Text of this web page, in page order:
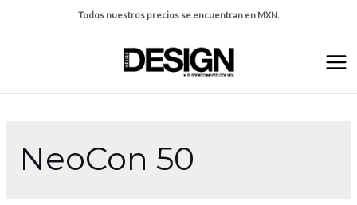
Todos nuestros precios se encuentran en MXN.
NeoCon 50